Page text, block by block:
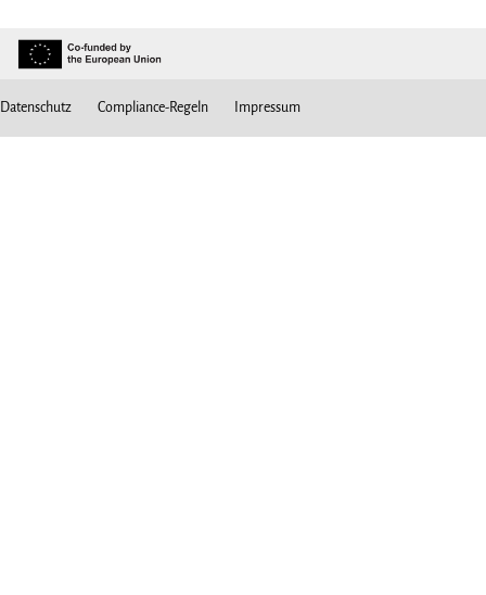
Datenschutz Compliance-Regeln Impressum